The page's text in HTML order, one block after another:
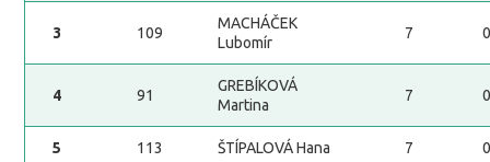
3 109
MACHÁČEK
Lubomír
7
4 91
GREBÍKOVÁ
Martina
7
5 113 ŠTÍPALOVÁ Hana 7